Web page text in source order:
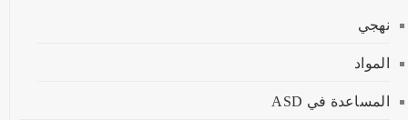
نهجي
المواد
المساعدة في ASD